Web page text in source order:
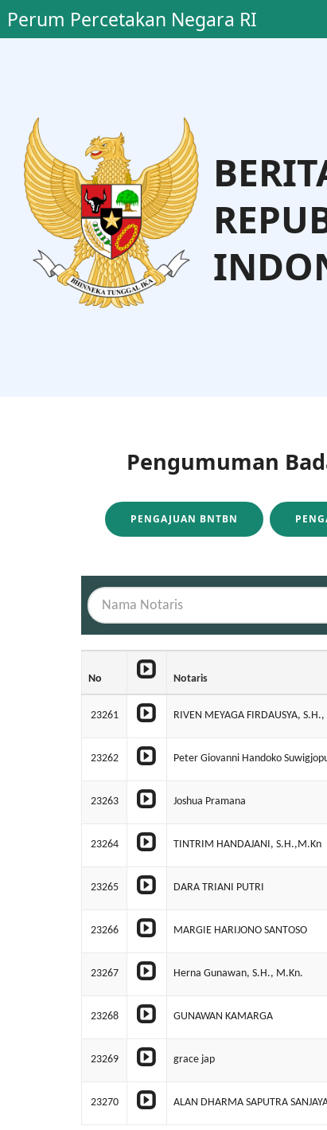
Perum Percetakan Negara RI
S.H., M.H.
Pengumuman
PENGAJUAN BNTBN
No Notaris
23261 RIVEN MEYAGA FIRDAUSYA,
23262 Peter Giovanni Handoko
23263 Joshua Pramana
23264 TINTRIM HANDAJANI, S.H.,M.Kn
23265 DARA TRIANI PUTRI
23266 MARGIE HARIJONO SANTOSO
23267 Herna Gunawan, S.H., M.Kn.
23268 GUNAWAN KAMARGA
23269 grace jap
23270 ALAN DHARMA SAPUTRA